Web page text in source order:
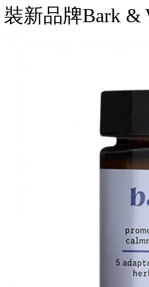
裝新品牌Bark &